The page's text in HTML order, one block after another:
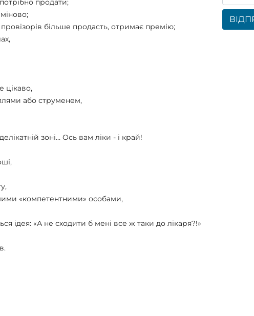
продати;
провізорів більше продасть, отримає премію;
цікаво,
або струменем,
зоні… Ось вам ліки - і край!
«компетентними» особами,
ідея: «А не сходити б мені все ж таки до лікаря?!»